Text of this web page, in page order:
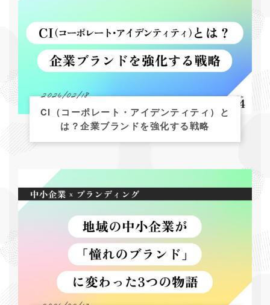
2026/02/18
CI（コーポレート・アイデンティティ）と
は？企業ブランドを強化する戦略